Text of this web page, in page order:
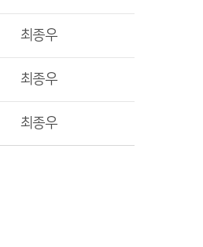
최종우
최종우
최종우